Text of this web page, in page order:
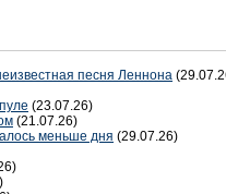
песня Леннона
(23.07.26)
(21.07.26)
меньше дня (29.07.26)